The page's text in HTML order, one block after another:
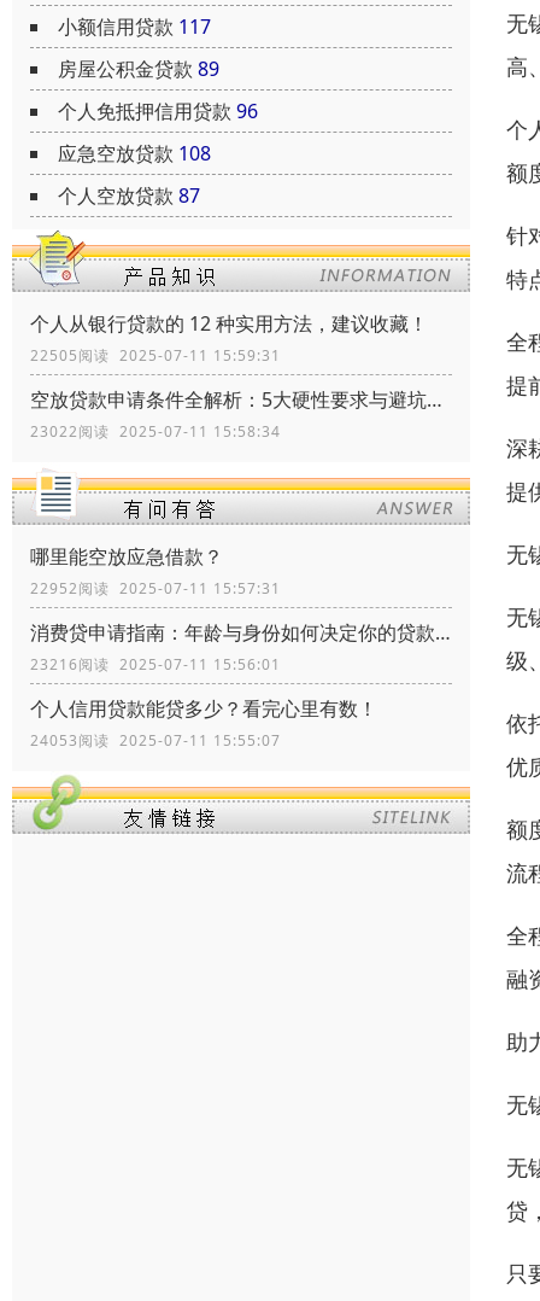
小额信用贷款 117
房屋公积金贷款 89
个人免抵押信用贷款 96
应急空放贷款 108
个人空放贷款 87
个人从银行贷款的 12 种实用方法，建议收藏！
22505阅读 2025-07-11 15:59:31
空放贷款申请条件全解析：5大硬性要求与避坑指南
23022阅读 2025-07-11 15:58:34
哪里能空放应急借款？
22952阅读 2025-07-11 15:57:31
消费贷申请指南：年龄与身份如何决定你的贷款资格？
23216阅读 2025-07-11 15:56:01
个人信用贷款能贷多少？看完心里有数！
24053阅读 2025-07-11 15:55:07
无
高
个
额
针
特
全
提
深
提
无
无
级
依
优
额
流
全
融
助
无
无
贷
只